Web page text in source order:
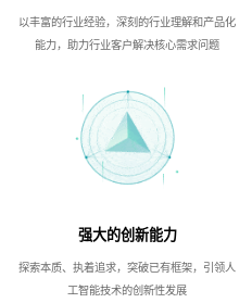
以丰富的行业经验，深刻的行业理解和产品化
能力，助力行业客户解决核心需求问题
强大的创新能力
探索本质、执着追求，突破已有框架，引领人
工智能技术的创新性发展